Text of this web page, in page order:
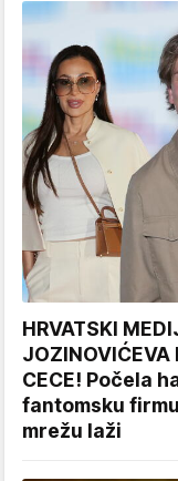
HRVATSKI
JOZINOVIĆEVA
CECE! Počela
fantomsku
mrežu laži